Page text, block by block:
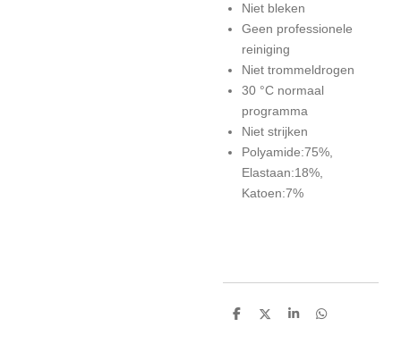
Niet bleken
Geen professionele
reiniging
Niet trommeldrogen
30 °C normaal
programma
Niet strijken
Polyamide:75%,
Elastaan:18%,
Katoen:7%
D
D
S
D